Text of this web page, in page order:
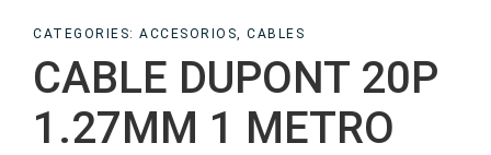
CATEGORIES: ACCESORIOS, CABLES
CABLE DUPONT 20P
1.27MM 1 METRO